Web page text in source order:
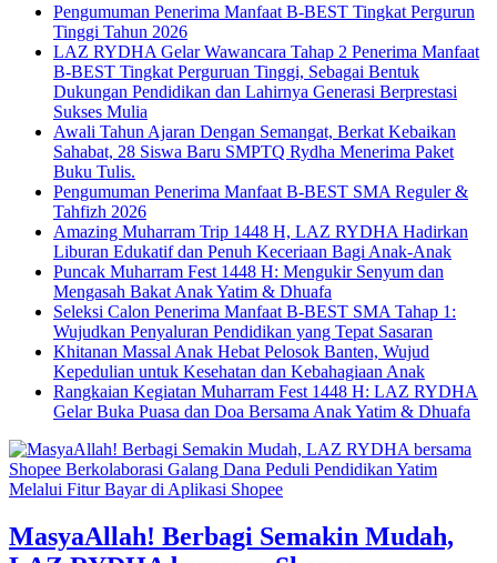
Pengumuman Penerima Manfaat B-BEST Tingkat Pergurun
Tinggi Tahun 2026
LAZ RYDHA Gelar Wawancara Tahap 2 Penerima Manfaat
B-BEST Tingkat Perguruan Tinggi, Sebagai Bentuk
Dukungan Pendidikan dan Lahirnya Generasi Berprestasi
Sukses Mulia
Awali Tahun Ajaran Dengan Semangat, Berkat Kebaikan
Sahabat, 28 Siswa Baru SMPTQ Rydha Menerima Paket
Buku Tulis.
Pengumuman Penerima Manfaat B-BEST SMA Reguler &
Tahfizh 2026
Amazing Muharram Trip 1448 H, LAZ RYDHA Hadirkan
Liburan Edukatif dan Penuh Keceriaan Bagi Anak-Anak
Puncak Muharram Fest 1448 H: Mengukir Senyum dan
Mengasah Bakat Anak Yatim & Dhuafa
Seleksi Calon Penerima Manfaat B-BEST SMA Tahap 1:
Wujudkan Penyaluran Pendidikan yang Tepat Sasaran
Khitanan Massal Anak Hebat Pelosok Banten, Wujud
Kepedulian untuk Kesehatan dan Kebahagiaan Anak
Rangkaian Kegiatan Muharram Fest 1448 H: LAZ RYDHA
Gelar Buka Puasa dan Doa Bersama Anak Yatim & Dhuafa
MasyaAllah! Berbagi Semakin Mudah,